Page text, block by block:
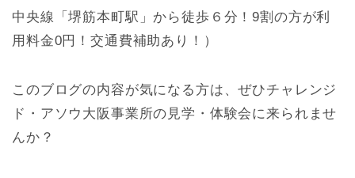
中央線「堺筋本町駅」から徒歩６分！9割の方が利
用料金0円！交通費補助あり！）
このブログの内容が気になる方は、ぜひチャレンジ
ド・アソウ大阪事業所の見学・体験会に来られませ
んか？